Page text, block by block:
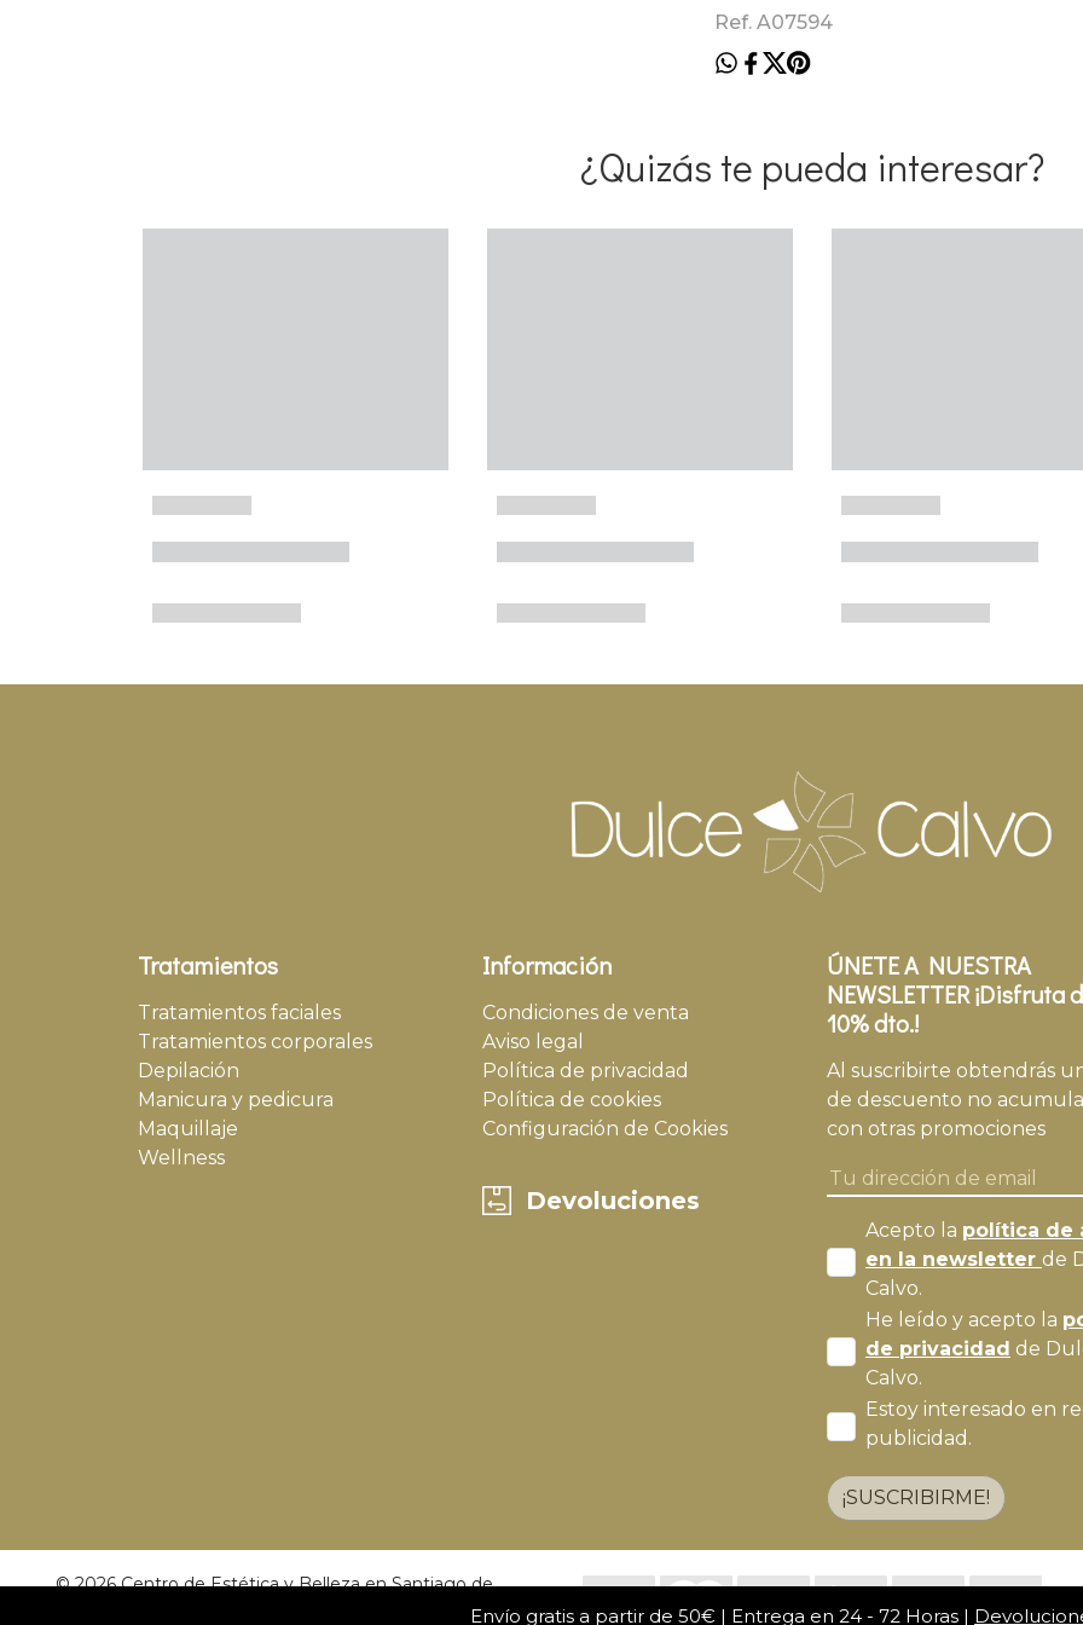
Ref. A07594
¿Quizás te pueda interesar?
Tratamientos
Tratamientos faciales
Tratamientos corporales
Depilación
Manicura y pedicura
Maquillaje
Wellness
Información
Condiciones de venta
Aviso legal
Política de privacidad
Política de cookies
Configuración de Cookies
Devoluciones
ÚNETE A NUESTRA
NEWSLETTER ¡Disfruta
10% dto.!
Al suscribirte obtendrás
de descuento no
con otras promociones
Acepto la política de
en la newsletter de
Calvo.
He leído y acepto la
de privacidad de
Calvo.
Estoy interesado en
publicidad.
¡SUSCRIBIRME!
© 2026 Centro de Estética y Belleza en Santiago de
Envío gratis a partir de 50€ | Entrega en 24 - 72 Horas |